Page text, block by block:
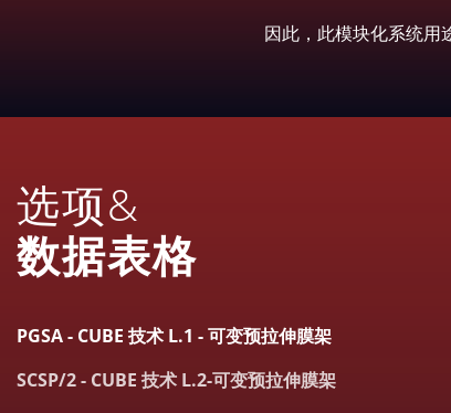
因此，此模块化系统用
选项&
数据表格
PGSA - CUBE 技术 L.1 - 可变预拉伸膜架
SCSP/2 - CUBE 技术 L.2-可变预拉伸膜架